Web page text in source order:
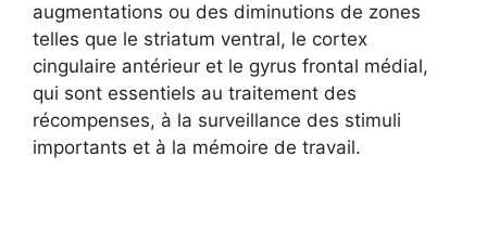
augmentations ou des diminutions de zones
telles que le striatum ventral, le cortex
cingulaire antérieur et le gyrus frontal médial,
qui sont essentiels au traitement des
récompenses, à la surveillance des stimuli
importants et à la mémoire de travail.